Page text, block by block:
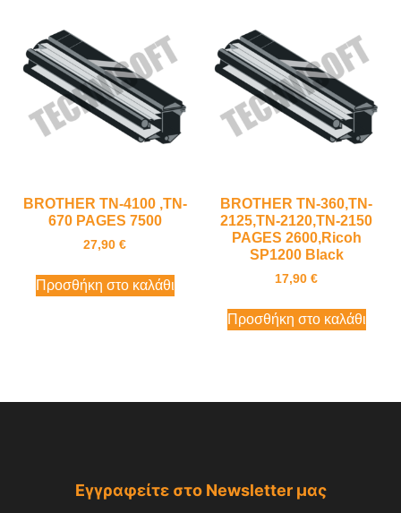
BROTHER TN-4100 ,TN-
670 PAGES 7500
27,90 €
Προσθήκη στο καλάθι
BROTHER TN-360,TN-
2125,TN-2120,TN-2150
PAGES 2600,Ricoh
SP1200 Black
17,90 €
Προσθήκη στο καλάθι
Εγγραφείτε στο Newsletter μας